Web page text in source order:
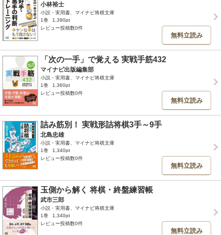
小林裕士
小説・実用書、マイナビ将棋文庫
1巻
1,390pt
レビュー投稿数0件
無料立読み
「次の一手」で覚える 実戦手筋432
マイナビ出版編集部
小説・実用書、マイナビ将棋文庫
1巻
1,360pt
レビュー投稿数0件
無料立読み
詰み筋別！ 実戦形詰将棋3手～9手
北島忠雄
小説・実用書、マイナビ将棋文庫
1巻
1,340pt
レビュー投稿数0件
無料立読み
玉側から解く 将棋・終盤練習帳
武市三郎
小説・実用書、マイナビ将棋文庫
1巻
1,340pt
レビュー投稿数0件
無料立読み